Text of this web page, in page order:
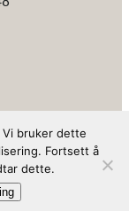
bruker dette
Fortsett å
dette.